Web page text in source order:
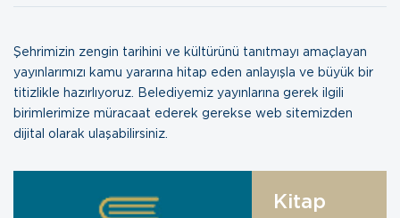
Şehrimizin zengin tarihini ve kültürünü tanıtmayı amaçlayan
yayınlarımızı kamu yararına hitap eden anlayışla ve büyük bir
titizlikle hazırlıyoruz. Belediyemiz yayınlarına gerek ilgili
birimlerimize müracaat ederek gerekse web sitemizden
dijital olarak ulaşabilirsiniz.
Kitap